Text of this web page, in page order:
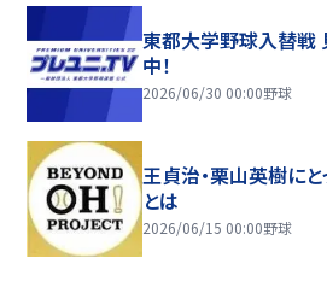
東都大学野球入替戦
中！
2026/06/30 00:00野球
王貞治・栗山英樹に
とは
2026/06/15 00:00野球